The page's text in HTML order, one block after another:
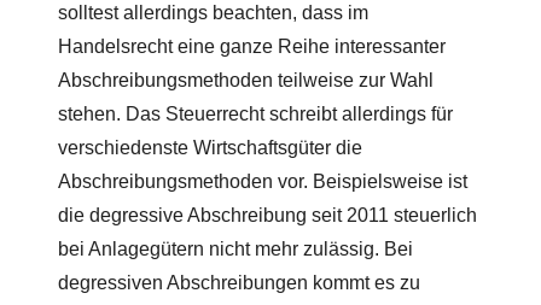
solltest allerdings beachten, dass im
Handelsrecht eine ganze Reihe interessanter
Abschreibungsmethoden teilweise zur Wahl
stehen. Das Steuerrecht schreibt allerdings für
verschiedenste Wirtschaftsgüter die
Abschreibungsmethoden vor. Beispielsweise ist
die degressive Abschreibung seit 2011 steuerlich
bei Anlagegütern nicht mehr zulässig. Bei
degressiven Abschreibungen kommt es zu